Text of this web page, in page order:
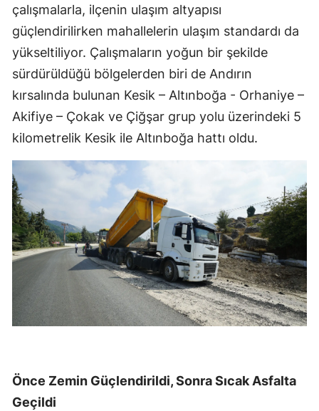
çalışmalarla, ilçenin ulaşım altyapısı
güçlendirilirken mahallelerin ulaşım standardı da
yükseltiliyor. Çalışmaların yoğun bir şekilde
sürdürüldüğü bölgelerden biri de Andırın
kırsalında bulunan Kesik – Altınboğa - Orhaniye –
Akifiye – Çokak ve Çiğşar grup yolu üzerindeki 5
kilometrelik Kesik ile Altınboğa hattı oldu.
Önce Zemin Güçlendirildi, Sonra Sıcak Asfalta
Geçildi